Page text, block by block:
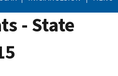
- State